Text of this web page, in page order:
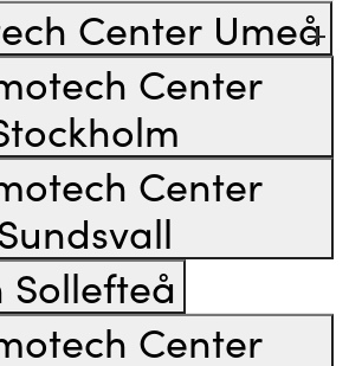
Center Umeå
Center
Center
Sollefteå
Center